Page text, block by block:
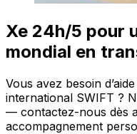
Xe 24h/5 pour
mondial en
Vous avez besoin
international SWIFT ?
— contactez-nous dès
accompagnement